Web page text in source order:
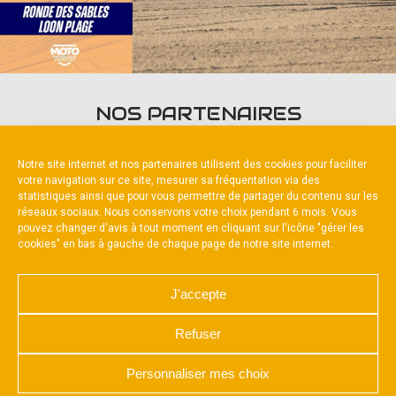
Notre site internet et nos partenaires utilisent des cookies pour faciliter
votre navigation sur ce site, mesurer sa fréquentation via des
statistiques ainsi que pour vous permettre de partager du contenu sur les
réseaux sociaux. Nous conservons votre choix pendant 6 mois. Vous
pouvez changer d'avis à tout moment en cliquant sur l'icône "gérer les
cookies" en bas à gauche de chaque page de notre site internet.
J'accepte
Refuser
Personnaliser mes choix
NOS PARTENAIRES
Partenaire constructeur
NOUS CONTACTER
MENTIONS LÉGALES
CHARTE DE CONFIDENTIALITÉ